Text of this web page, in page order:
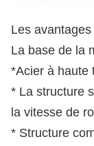
Les avantages
La base de la
*Acier à haute
* La structure
la vitesse de
* Structure